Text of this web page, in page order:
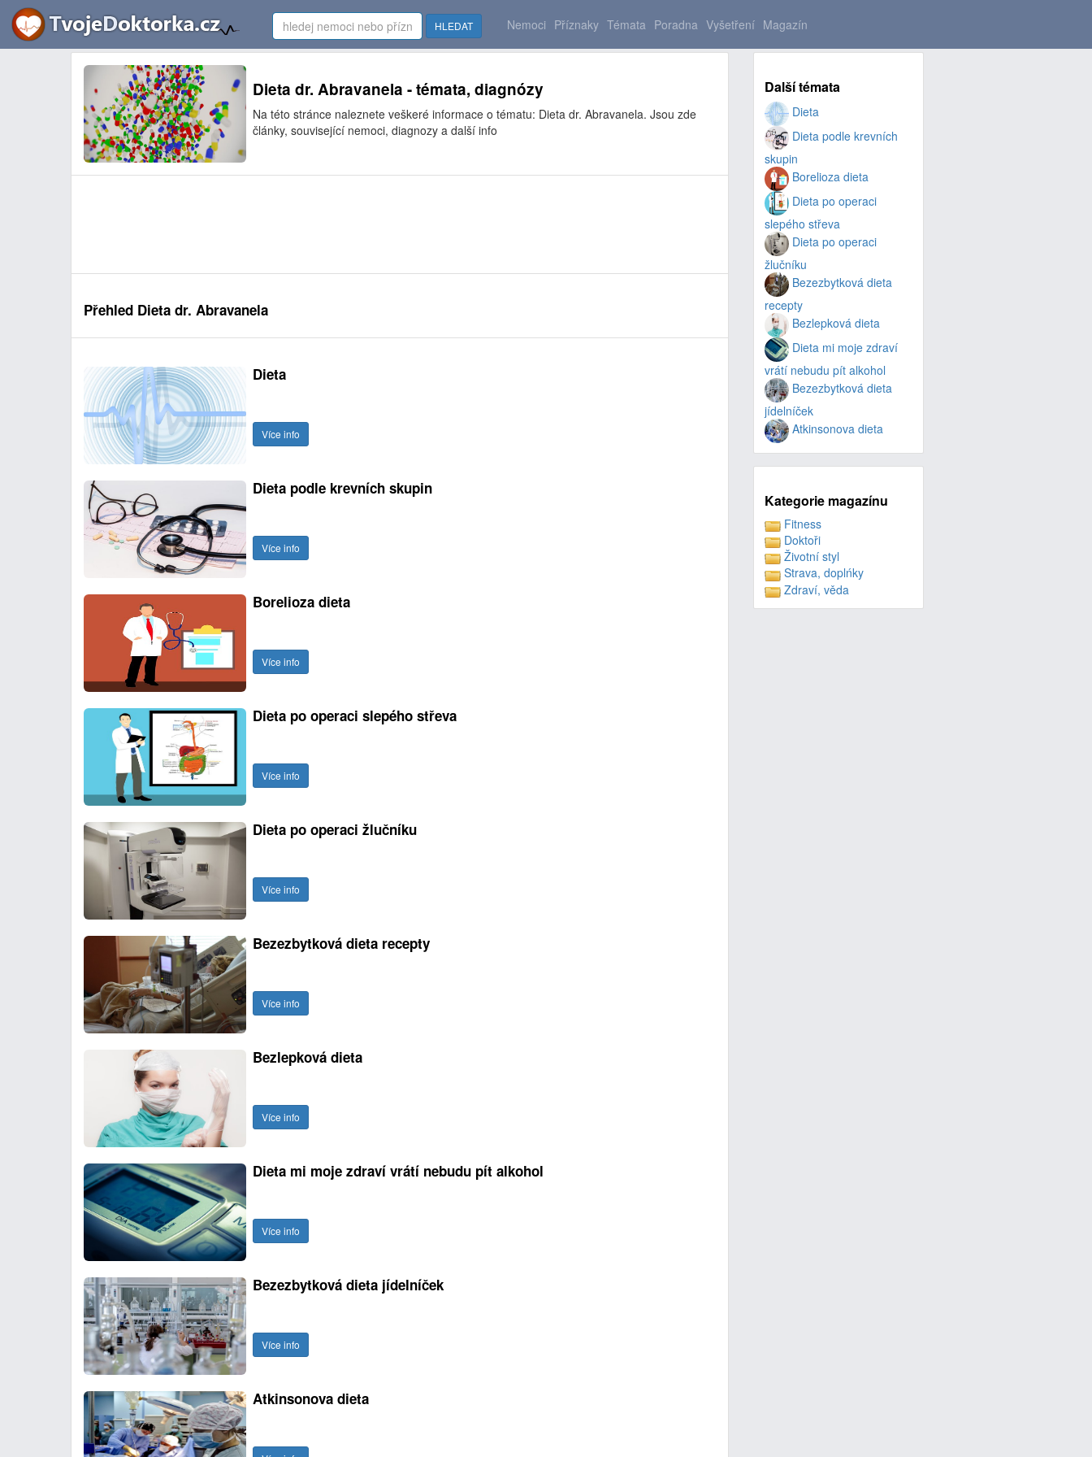
HLEDAT Nemoci Příznaky Témata Poradna Vyšetření Magazín
Dieta dr. Abravanela - témata, diagnózy
Na této stránce naleznete veškeré informace o tématu: Dieta dr. Abravanela. Jsou zde
články, související nemoci, diagnozy a další info
Přehled Dieta dr. Abravanela
Dieta
Více info
Dieta podle krevních skupin
Více info
Borelioza dieta
Více info
Dieta po operaci slepého střeva
Více info
Dieta po operaci žlučníku
Více info
Bezezbytková dieta recepty
Více info
Bezlepková dieta
Více info
Dieta mi moje zdraví vrátí nebudu pít alkohol
Více info
Bezezbytková dieta jídelníček
Více info
Atkinsonova dieta
Další témata
Dieta
Dieta podle krevních
skupin
Borelioza dieta
Dieta po operaci
slepého střeva
Dieta po operaci
žlučníku
Bezezbytková dieta
recepty
Bezlepková dieta
Dieta mi moje zdraví
vrátí nebudu pít alkohol
Bezezbytková dieta
jídelníček
Atkinsonova dieta
Kategorie magazínu
Fitness
Doktoři
Životní styl
Strava, doplńky
Zdraví, věda